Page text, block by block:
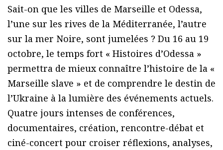
Sait-on que les villes de Marseille et Odessa,
l’une sur les rives de la Méditerranée, l’autre
sur la mer Noire, sont jumelées ? Du 16 au 19
octobre, le temps fort « Histoires d’Odessa »
permettra de mieux connaître l’histoire de la «
Marseille slave » et de comprendre le destin de
l’Ukraine à la lumière des événements actuels.
Quatre jours intenses de conférences,
documentaires, création, rencontre-débat et
ciné-concert pour croiser réflexions, analyses,